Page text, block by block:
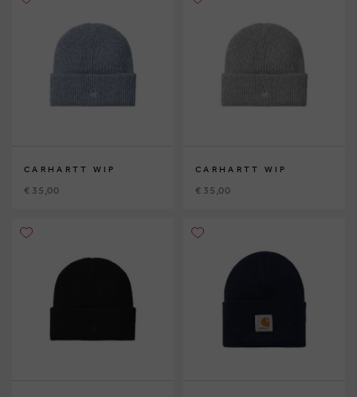
CARHARTT WIP
€ 35,00
CARHARTT WIP
€ 35,00